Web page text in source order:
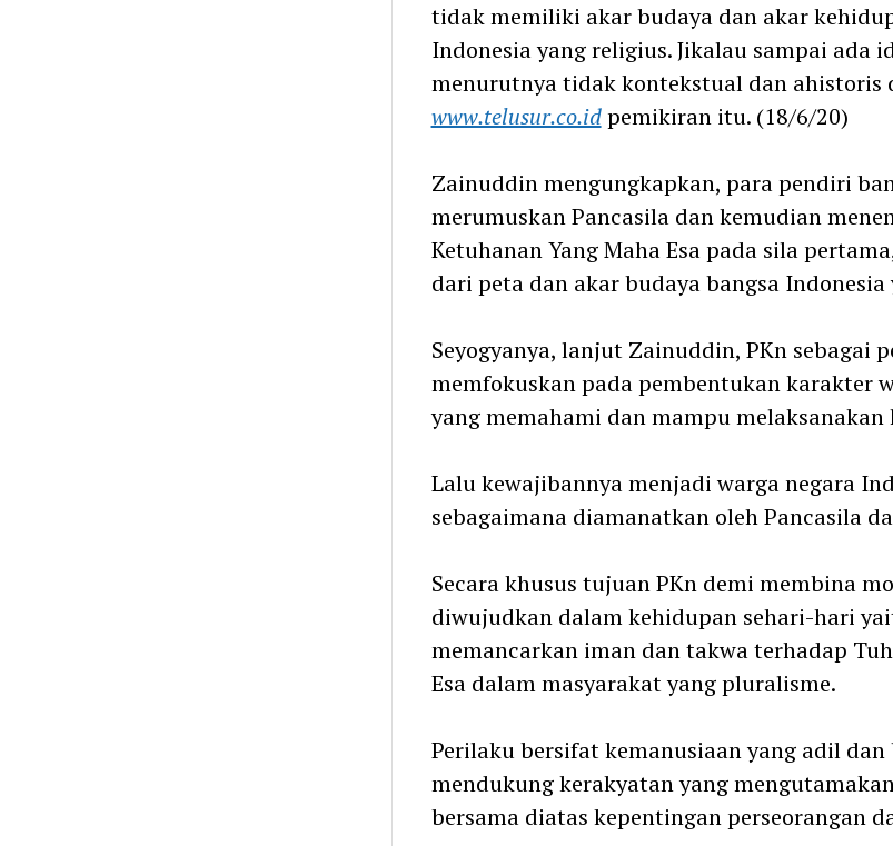
tidak memiliki akar budaya dan akar
Indonesia yang religius. Jikalau sampai ada
menurutnya tidak kontekstual dan ahistoris
www.telusur.co.idpemikiran itu. (18/6/20)
Zainuddin mengungkapkan, para pendiri
merumuskan Pancasila dan kemudian
Ketuhanan Yang Maha Esa pada sila
dari peta dan akar budaya bangsa Indonesia
Seyogyanya, lanjut Zainuddin, PKn sebagai
memfokuskan pada pembentukan karakter
yang memahami dan mampu melaksanakan
Lalu kewajibannya menjadi warga negara
sebagaimana diamanatkan oleh Pancasila
Secara khusus tujuan PKn demi membina
diwujudkan dalam kehidupan sehari-hari
memancarkan iman dan takwa terhadap
Esa dalam masyarakat yang pluralisme.
Perilaku bersifat kemanusiaan yang adil dan
mendukung kerakyatan yang
bersama diatas kepentingan perseorangan